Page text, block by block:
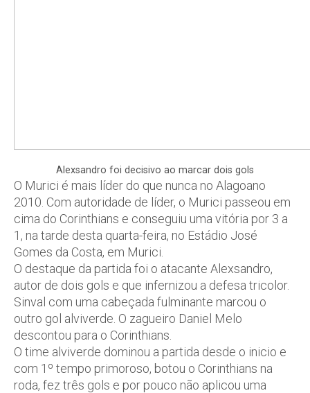
Alexsandro foi decisivo ao marcar dois gols
O Murici é mais líder do que nunca no Alagoano
2010. Com autoridade de líder, o Murici passeou em
cima do Corinthians e conseguiu uma vitória por 3 a
1, na tarde desta quarta-feira, no Estádio José
Gomes da Costa, em Murici.
O destaque da partida foi o atacante Alexsandro,
autor de dois gols e que infernizou a defesa tricolor.
Sinval com uma cabeçada fulminante marcou o
outro gol alviverde. O zagueiro Daniel Melo
descontou para o Corinthians.
O time alviverde dominou a partida desde o inicio e
com 1º tempo primoroso, botou o Corinthians na
roda, fez três gols e por pouco não aplicou uma